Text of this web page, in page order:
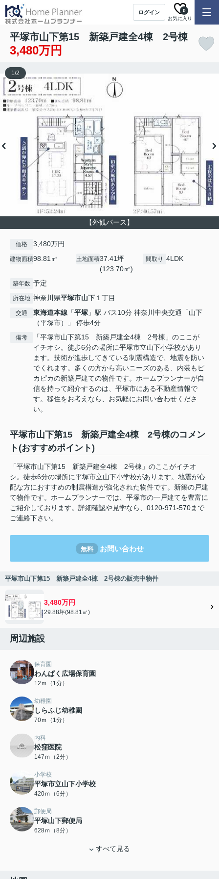
ログイン
お気に入り
0
平塚市山下第15 新築戸建全4棟 2号棟
3,480万円
【外観パース】
1/2
価格 3,480万円
建物面積98.81㎡ 土地面積37.41坪
(123.70㎡)
間取り 4LDK
築年数 予定
所在地 神奈川県平塚市山下１丁目
交通 東海道本線 「平塚 」駅 バス10分 神奈川中央交通「山下
（平塚市）」 停歩4分
備考
「平塚市山下第15 新築戸建全4棟 2号棟」のここが
イチオシ。徒歩6分の場所に平塚市立山下小学校があり
ます。技術が進歩してきている制震構造で、地震を防い
でくれます。多くの方から高いニーズのある、内装もピ
カピカの新築戸建ての物件です。ホームプランナーが自
信を持って紹介するのは、平塚市にある不動産情報で
す。移住をお考えなら、お気軽にお問い合わせくださ
い。
平塚市山下第15 新築戸建全4棟 2号棟のコメン
ト(おすすめポイント)
「平塚市山下第15 新築戸建全4棟 2号棟」のここがイチオ
シ。徒歩6分の場所に平塚市立山下小学校があります。地震が心
配な方におすすめの制震構造が強化された物件です。新築の戸建
て物件です。ホームプランナーでは、平塚市の一戸建てを豊富に
ご紹介しております。詳細確認や見学なら、0120-971-570まで
ご連絡下さい。
無料 お問い合わせ
平塚市山下第15 新築戸建全4棟 2号棟の販売中物件
3,480万円
29.88坪(98.81㎡)
周辺施設
保育園
わんぱく広場保育園
12ｍ（1分）
幼稚園
しらふじ幼稚園
70ｍ（1分）
内科
松窪医院
147ｍ（2分）
小学校
平塚市立山下小学校
420ｍ（6分）
郵便局
平塚山下郵便局
628ｍ（8分）
すべて見る